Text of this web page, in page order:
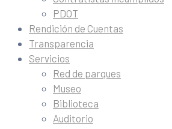
PDOT
Rendición de Cuentas
Transparencia
Servicios
Red de parques
Museo
Biblioteca
Auditorio